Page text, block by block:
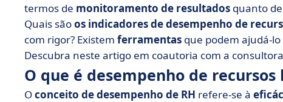
termos de monitoramento de resultados quanto
Quais sãoos indicadores de desempenho de
com rigor? Existem ferramentas que podem ajudá-
Descubra neste artigo em coautoria com a
O que é desempenho de recursos
Oconceito de desempenho de RH refere-se à